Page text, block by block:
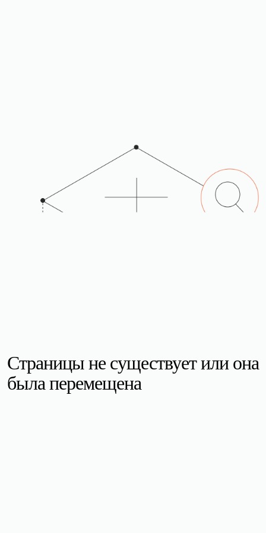
Страницы не существует или она
была перемещена